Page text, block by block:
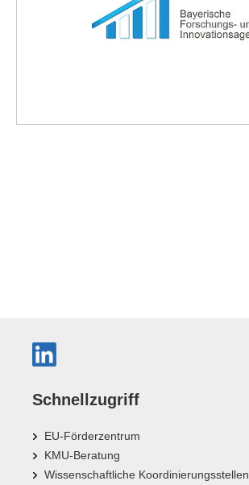
Schnellzugriff
EU-Förderzentrum
KMU-Beratung
Wissenschaftliche Koordinierungsstellen